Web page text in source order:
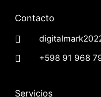
Contacto
+598 91 968
Servicios